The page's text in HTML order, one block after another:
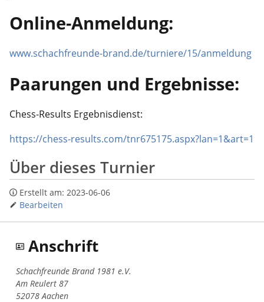
Online-Anmeldung:
www.schachfreunde-brand.de/turniere/15/anmeldung
Paarungen und Ergebnisse:
Chess-Results Ergebnisdienst:
https://chess-results.com/tnr675175.aspx?lan=1&art=1
Über dieses Turnier
Erstellt am: 2023-06-06
Bearbeiten
Anschrift
Schachfreunde Brand 1981 e.V.
Am Reulert 87
52078 Aachen